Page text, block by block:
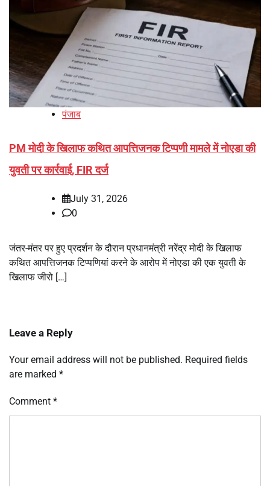
पंजाब
PM मोदी के खिलाफ कथित आपत्तिजनक टिप्पणी मामले में नोएडा की
युवती पर कार्रवाई, FIR दर्ज
July 31, 2026
0
जंतर-मंतर पर हुए प्रदर्शन के दौरान प्रधानमंत्री नरेंद्र मोदी के खिलाफ
कथित आपत्तिजनक टिप्पणियां करने के आरोप में नोएडा की एक युवती के
खिलाफ जीरो […]
Leave a Reply
Your email address will not be published. Required fields
are marked *
Comment *